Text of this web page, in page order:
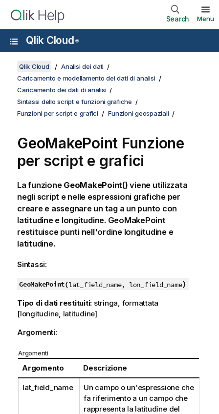
Search Menu
Qlik Cloud ®
Qlik Cloud
Analisi dei dati
Caricamento e modellamento dei dati di analisi
Caricamento dei dati di analisi
Sintassi dello script e funzioni grafiche
Funzioni per script e grafici
Funzioni geospaziali
GeoMakePoint Funzione
per script e grafici
La funzione GeoMakePoint() viene utilizzata
negli script e nelle espressioni grafiche per
creare e assegnare un tag a un punto con
latitudine e longitudine. GeoMakePoint
restituisce punti nell'ordine longitudine e
latitudine.
Sintassi:
GeoMakePoint(lat_field_name, lon_field_name)
Tipo di dati restituiti: stringa, formattata
[longitudine, latitudine]
Argomenti:
Argomenti
Argomento Descrizione
lat_field_name Un campo o un'espressione che
fa riferimento a un campo che
rappresenta la latitudine del